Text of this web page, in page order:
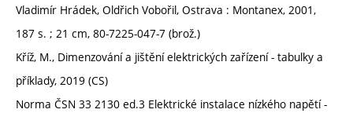
Vladimír Hrádek, Oldřich Vobořil, Ostrava : Montanex, 2001,
187 s. ; 21 cm, 80-7225-047-7 (brož.)
Kříž, M., Dimenzování a jištění elektrických zařízení - tabulky a
příklady, 2019 (CS)
Norma ČSN 33 2130 ed.3 Elektrické instalace nízkého napětí -